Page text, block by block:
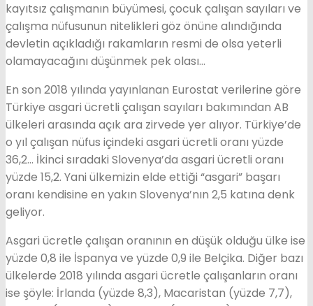
kayıtsız çalışmanın büyümesi, çocuk çalışan sayıları ve
çalışma nüfusunun nitelikleri göz önüne alındığında
devletin açıkladığı rakamların resmi de olsa yeterli
olamayacağını düşünmek pek olası…
En son 2018 yılında yayınlanan Eurostat verilerine göre
Türkiye asgari ücretli çalışan sayıları bakımından AB
ülkeleri arasında açık ara zirvede yer alıyor. Türkiye’de
o yıl çalışan nüfus içindeki asgari ücretli oranı yüzde
36,2… İkinci sıradaki Slovenya’da asgari ücretli oranı
yüzde 15,2. Yani ülkemizin elde ettiği “asgari” başarı
oranı kendisine en yakın Slovenya’nın 2,5 katına denk
geliyor.
Asgari ücretle çalışan oranının en düşük olduğu ülke ise
yüzde 0,8 ile İspanya ve yüzde 0,9 ile Belçika. Diğer bazı
ülkelerde 2018 yılında asgari ücretle çalışanların oranı
ise şöyle: İrlanda (yüzde 8,3), Macaristan (yüzde 7,7),